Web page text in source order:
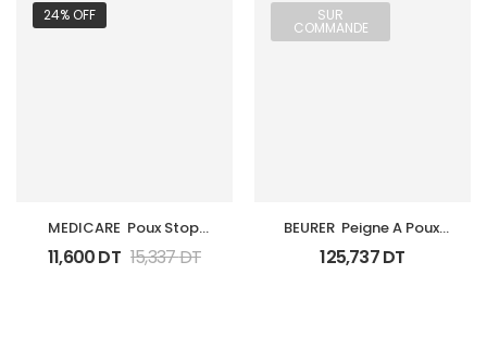
24% OFF
MEDICARE  Poux Stop
Repulsif Spray Flacon
100Ml
11,600DT 15,337DT
SUR
COMMANDE
BEURER  Peigne A Poux
Electrique Ht15
125,737DT